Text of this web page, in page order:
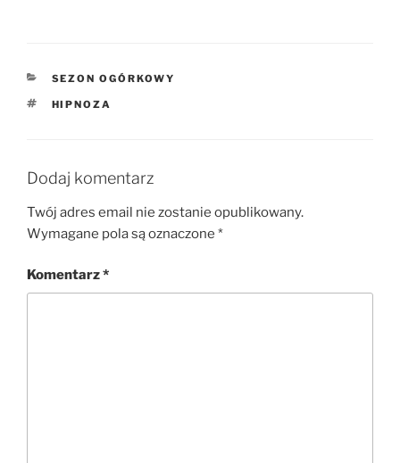
KATEGORIE
SEZON OGÓRKOWY
TAGI
HIPNOZA
Dodaj komentarz
Twój adres email nie zostanie opublikowany.
Wymagane pola są oznaczone *
Komentarz*